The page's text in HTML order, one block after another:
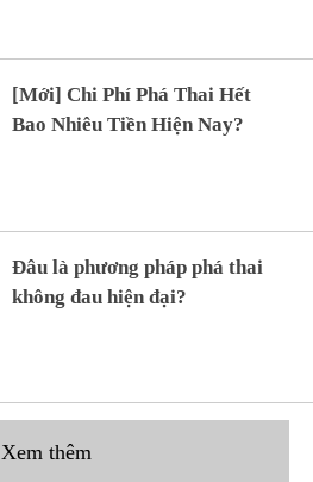
[Mới] Chi Phí Phá Thai Hết
Bao Nhiêu Tiền Hiện Nay?
Đâu là phương pháp phá thai
không đau hiện đại?
Xem thêm